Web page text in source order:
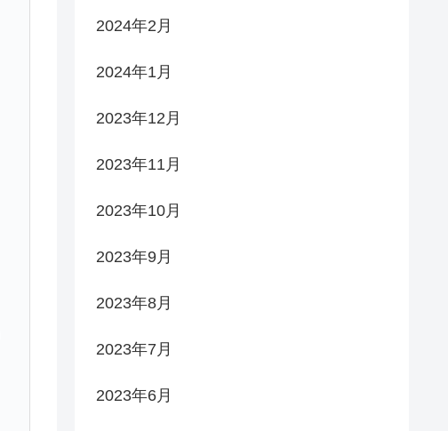
2024年2月
2024年1月
2023年12月
2023年11月
2023年10月
2023年9月
2023年8月
2023年7月
2023年6月